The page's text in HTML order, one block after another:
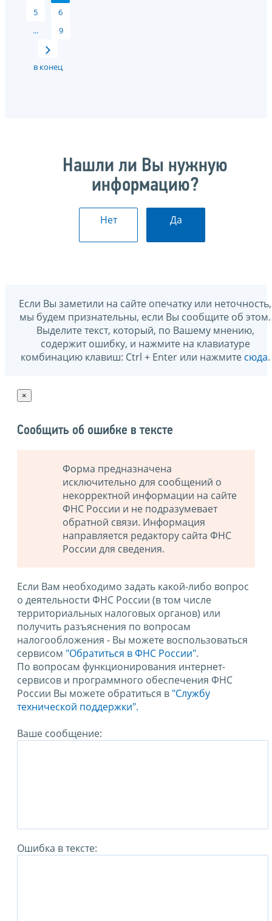
5
6
...
9
в конец
Нашли ли Вы нужную
информацию?
Нет Да
Если Вы заметили на сайте опечатку или неточность,
мы будем признательны, если Вы сообщите об этом.
Выделите текст, который, по Вашему мнению,
содержит ошибку, и нажмите на клавиатуре
комбинацию клавиш: Ctrl + Enter или нажмите сюда.
×
Сообщить об ошибке в тексте
Форма предназначена
исключительно для сообщений о
некорректной информации на сайте
ФНС России и не подразумевает
обратной связи. Информация
направляется редактору сайта ФНС
России для сведения.
Если Вам необходимо задать какой-либо вопрос
о деятельности ФНС России (в том числе
территориальных налоговых органов) или
получить разъяснения по вопросам
налогообложения - Вы можете воспользоваться
сервисом "Обратиться в ФНС России".
По вопросам функционирования интернет-
сервисов и программного обеспечения ФНС
России Вы можете обратиться в "Службу
технической поддержки".
Ваше сообщение:
Ошибка в тексте: